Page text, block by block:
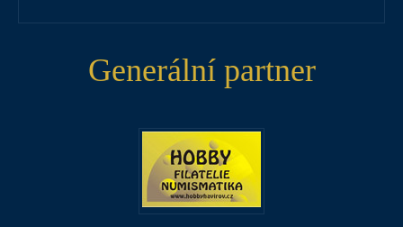
Generální partner